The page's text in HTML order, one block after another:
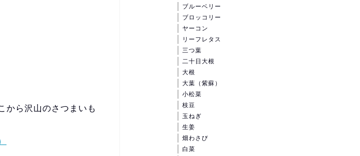
から沢山のさつまいも
ブルーベリー
ブロッコリー
ヤーコン
リーフレタス
三つ葉
二十日大根
大根
大葉（紫蘇）
小松菜
枝豆
玉ねぎ
生姜
畑わさび
白菜